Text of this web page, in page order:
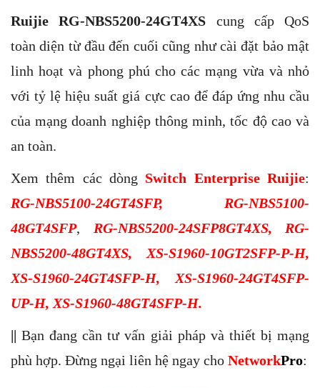
Ruijie RG-NBS5200-24GT4XS cung cấp QoS
toàn diện từ đầu đến cuối cũng như cài đặt bảo mật
linh hoạt và phong phú cho các mạng vừa và nhỏ
với tỷ lệ hiệu suất giá cực cao để đáp ứng nhu cầu
của mạng doanh nghiệp thông minh, tốc độ cao và
an toàn.
Xem thêm các dòng Switch Enterprise Ruijie:
RG-NBS5100-24GT4SFP, RG-NBS5100-
48GT4SFP, RG-NBS5200-24SFP8GT4XS, RG-
NBS5200-48GT4XS, XS-S1960-10GT2SFP-P-H,
XS-S1960-24GT4SFP-H, XS-S1960-24GT4SFP-
UP-H, XS-S1960-48GT4SFP-H.
|| Bạn đang cần tư vấn giải pháp và thiết bị mạng
phù hợp. Đừng ngại liên hệ ngay cho NetworkPro: